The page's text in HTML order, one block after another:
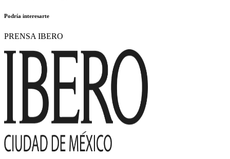
Podría interesarte
PRENSA IBERO